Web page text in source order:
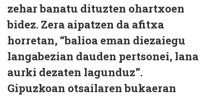
zehar banatu dituzten ohartxoen
bidez. Zera aipatzen da afitxa
horretan, “balioa eman diezaiegu
langabezian dauden pertsonei, lana
aurki dezaten lagunduz”.
Gipuzkoan otsailaren bukaeran